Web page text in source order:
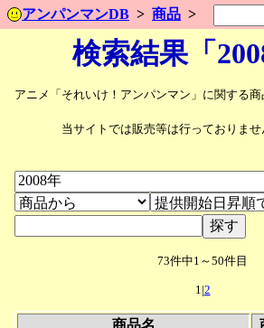
アンパンマンDB 商品
検索結果「
アニメ「それいけ！アンパンマン」に関する
当サイトでは販売等は行っておりませ
73件中1～50件目
1|2
商品名